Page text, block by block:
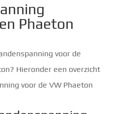
Phaeton
voor de
Hieronder een overzicht
voor de VW Phaeton